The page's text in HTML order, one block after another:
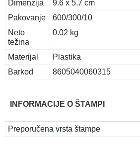
Dimenzija
9.6 x 5.7 cm
Pakovanje
600/300/10
Neto
težina
0.02 kg
Materijal
Plastika
Barkod
8605040060315
INFORMACIJE O ŠTAMPI
Preporučena vrsta štampe